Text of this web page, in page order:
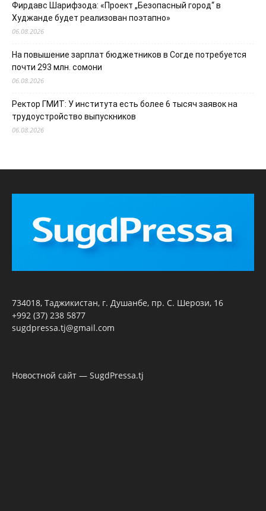
Фирдавс Шарифзода: «Проект „Безопасный город“ в
Худжанде будет реализован поэтапно»
06.08.2026
На повышение зарплат бюджетников в Согде потребуется
почти 293 млн. сомони
06.08.2026
Ректор ГМИТ: У института есть более 6 тысяч заявок на
трудоустройство выпускников
06.08.2026
734018, Таджикистан, г. Душанбе, пр. С. Шерози, 16
+992 (37) 238 5877
sugdpressa.tj@gmail.com
Новостной сайт — SugdPressa.tj